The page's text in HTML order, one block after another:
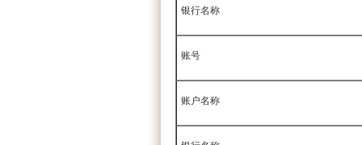
银行名称
账号
账户名称